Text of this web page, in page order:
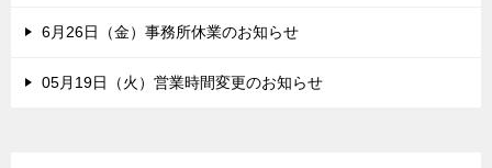
6月26日（金）事務所休業のお知らせ
05月19日（火）営業時間変更のお知らせ